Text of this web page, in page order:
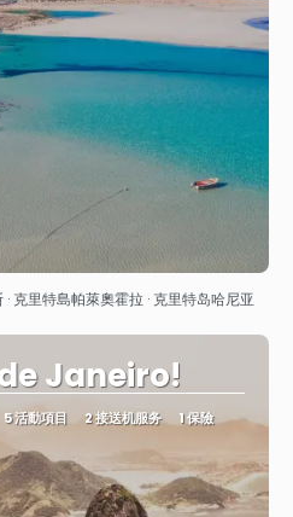
查看
克里特島帕萊奧霍拉 · 克里特岛哈尼亚
Janeiro!
5 活動項目 2 接送机服务 1 保險